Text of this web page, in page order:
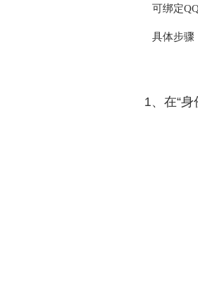
可绑定
具体步骤
1、在“